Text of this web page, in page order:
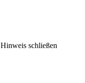
Hinweis schließen